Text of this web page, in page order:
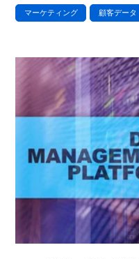
マーケティング 顧客データ